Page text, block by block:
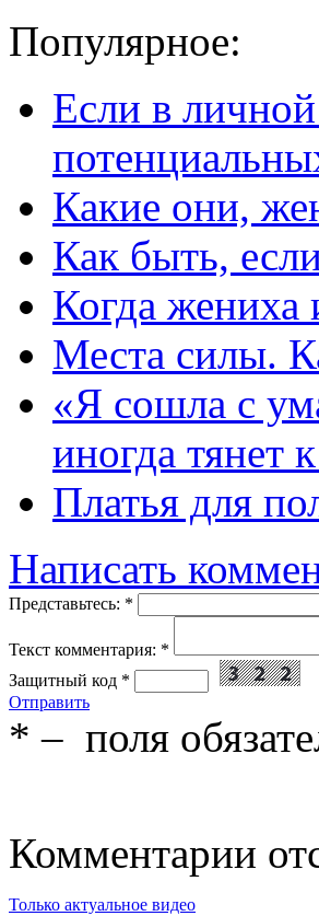
Популярное:
Если в
Какие они,
Как быть,
Когда жениха
Места силы.
«Я сошла с
иногда тянет
Платья для
Написать
Представьтесь: *
Текст комментария: *
Защитный код *
Отправить
* – поля
Комментарии
Только актуальное видео